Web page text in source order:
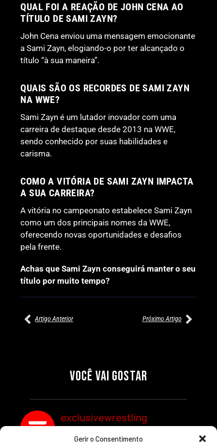
Gerir o Consentimento
QUAL FOI A REAÇÃO DE JOHN CENA AO
TÍTULO DE SAMI ZAYN?
John Cena enviou uma mensagem emocionante
a Sami Zayn, elogiando-o por ter alcançado o
título “à sua maneira”.
QUAIS SÃO OS RECORDES DE SAMI ZAYN
NA WWE?
Sami Zayn é um lutador inovador com uma
carreira de destaque desde 2013 na WWE,
sendo conhecido por suas habilidades e
carisma.
COMO A VITÓRIA DE SAMI ZAYN IMPACTA
A SUA CARREIRA?
A vitória no campeonato estabelece Sami Zayn
como um dos principais nomes da WWE,
oferecendo novas oportunidades e desafios
pela frente.
Achas que Sami Zayn conseguirá manter o seu
título por muito tempo?
Artigo Anterior Próximo Artigo
VOCÊ VAI GOSTAR
SEGMENTOS A NÃO PERDER
Por exclusivewrestling
MUNDIAL FEMININO NA AEW
REDEMPTION
Por exclusivewrestling
exclusivewrestling
Ver mais Artigos